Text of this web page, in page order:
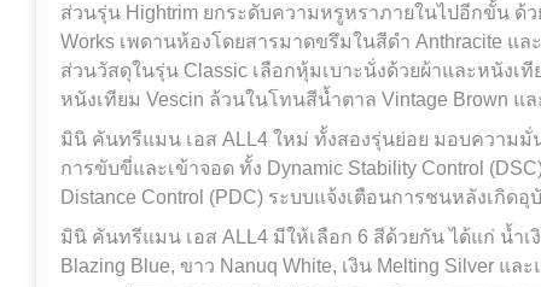
ส่วนรุ่น Hightrim ยกระดับความหรูหราภายในไปอีกขั้น ด้
Works เพดานห้องโดยสารมาดขรึมในสีดำ Anthracite แล
ส่วนวัสดุในรุ่น Classic เลือกหุ้มเบาะนั่งด้วยผ้าและหนังเ
หนังเทียม Vescin ล้วนในโทนสีน้ำตาล Vintage Brown แล
มินิ คันทรีแมน เอส ALL4 ใหม่ ทั้งสองรุ่นย่อย มอบความ
การขับขี่และเข้าจอด ทั้ง Dynamic Stability Control
Distance Control (PDC) ระบบแจ้งเตือนการชนหลังเกิด
มินิ คันทรีแมน เอส ALL4 มีให้เลือก 6 สีด้วยกัน ได้แก่ น้ำเ
Blazing Blue, ขาว Nanuq White, เงิน Melting Silver แล